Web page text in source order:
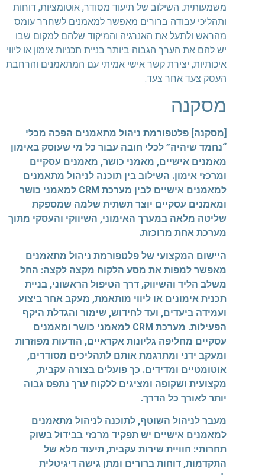
משמעותית. השילוב של תיעוד מסודר, אוטומציות, דוחות
ותהליכי עבודה ברורים מאפשר למאמנים לשחרר עומס
מהראש ולתעל את האנרגיה והמיקוד שלהם למקום שבו
יש להם את הערך הגבוה ביותר בניית תכניות אימון או ליווי
איכותיות, יצירת קשר אישי אמיתי עם המתאמנים והרחבת
העסק צעד אחר צעד.
מסקנה
[מסקנה] פלטפורמת ניהול מתאמנים הפכה מכלי
“נחמד שיהיה” לכלי חובה עבור כל מי שעוסק באימון
מאמנים אישיים, מאמני כושר, מאמנים עסקיים
ומרכזי אימון. השילוב בין תוכנה לניהול מתאמנים
למאמנים אישיים לבין מערכת CRM למאמני כושר
ומאמנים עסקיים יוצר תשתית שלמה שמספקת
שליטה מלאה במערך האימוני, השיווקי והעסקי מתוך
מערכת אחת מרוכזת.
היישום המקצועי של פלטפורמת ניהול מתאמנים
מאפשר למפות את מסע הלקוח מקצה לקצה: החל
משלב הליד והשיווק, דרך הטיפול הראשוני, בניית
תכנית אימונים או ליווי מותאמת, מעקב אחר ביצוע
ועמידה ביעדים, ועד לחידוש, שימור והגדלת היקף
הפעילות. מערכת CRM למאמני כושר ומאמנים
עסקיים מחליפה גליונות אקראיים, הודעות מפוזרות
ומעקב ידני ומתרגמת אותם לתהליכים מסודרים,
אוטומטיים ומדידים. כך פועלים בצורה עקבית,
מקצועית ושקופה ומציגים ללקוח ערך נתפס גבוה
יותר לאורך כל הדרך.
מעבר לניהול השוטף, לתוכנה לניהול מתאמנים
למאמנים אישיים יש תפקיד מרכזי בבידול בשוק
תחרותי: חוויית שירות עקבית, תיעוד מלא של
התקדמות, דוחות ברורים ומתן גישה דיגיטלית